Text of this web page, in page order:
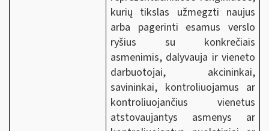
kurių tikslas užmegzti naujus
arba pagerinti esamus verslo
ryšius su konkrečiais
asmenimis, dalyvauja ir vieneto
darbuotojai, akcininkai,
savininkai, kontroliuojamus ar
kontroliuojančius vienetus
atstovaujantys asmenys ar